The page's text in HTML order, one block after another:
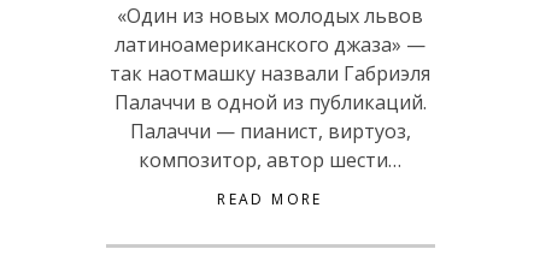
«Один из новых молодых львов
латиноамериканского джаза» —
так наотмашку назвали Габриэля
Палаччи в одной из публикаций.
Палаччи — пианист, виртуоз,
композитор, автор шести…
READ MORE